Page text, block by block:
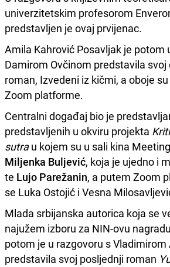
univerzitetskim profesorom
predstavljen je ovaj prvijenac.
Amila Kahrović Posavljak je potom
Damirom Ovčinom predstavila svoj
roman, Izvedeni iz kičmi, a oboje
Zoom platforme.
Centralni događaj bio je
predstavljenih u okviru projekta
sutrau kojem su u sali kina
Miljenka Buljević, koja je ujedno i
te Lujo Parežanin, a putem Zoom
se Luka Ostojić i Vesna
Mlada srbijanska autorica koja se
najužem izboru za NIN-ovu
potom je u razgovoru s
predstavila svoj posljednji roman